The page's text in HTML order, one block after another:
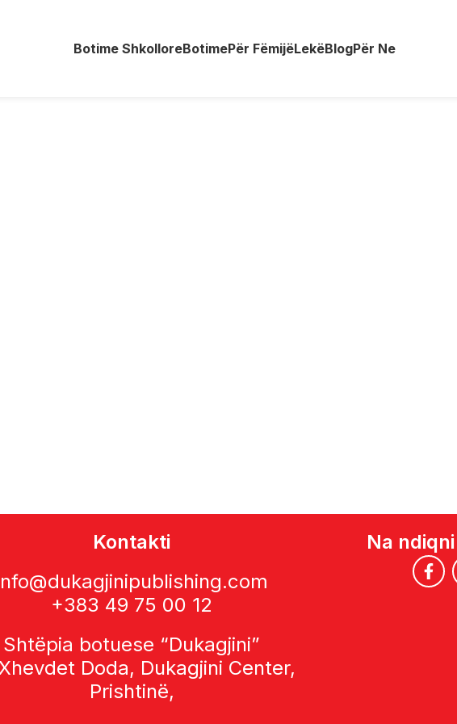
Botime ShkolloreBotimePër FëmijëLekëBlogPër Ne
Kontakti
+383 49 75 00 12
Shtëpia botuese “Dukagjini”
Doda, Dukagjini Center,
Prishtinë,
Na